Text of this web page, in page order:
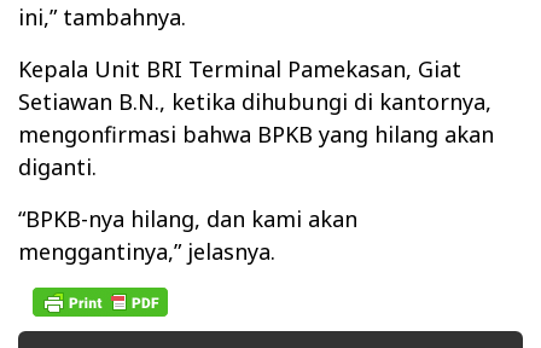
ini,” tambahnya.
Kepala Unit BRI Terminal Pamekasan, Giat
Setiawan B.N., ketika dihubungi di kantornya,
mengonfirmasi bahwa BPKB yang hilang akan
diganti.
“BPKB-nya hilang, dan kami akan
menggantinya,” jelasnya.